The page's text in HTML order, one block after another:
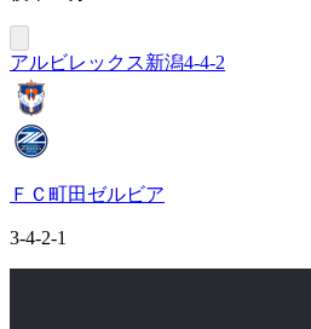
アルビレックス新潟4-4-2
ＦＣ町田ゼルビア
3-4-2-1